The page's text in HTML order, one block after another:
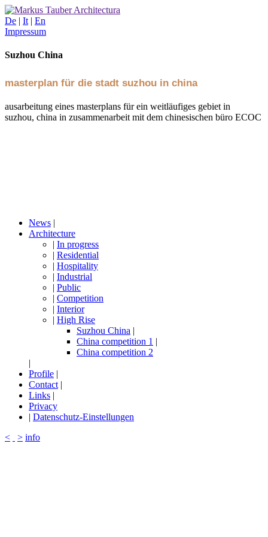
De | It | En
Impressum
Suzhou China
masterplan für die stadt suzhou in china
ausarbeitung eines masterplans für ein weitläufiges gebiet in
suzhou, china in zusammenarbeit mit dem chinesischen büro ECOC
News |
Architecture
| In progress
| Residential
| Hospitality
| Industrial
| Public
| Competition
| Interior
| High Rise
Suzhou China |
China competition 1 |
China competition 2
|
Profile |
Contact|
Links |
Privacy
| Datenschutz-Einstellungen
<
> info